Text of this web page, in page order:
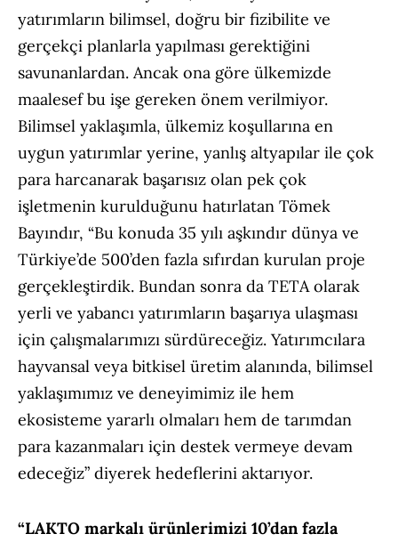
yatırımların bilimsel, doğru bir fizibilite ve
gerçekçi planlarla yapılması gerektiğini
savunanlardan. Ancak ona göre ülkemizde
maalesef bu işe gereken önem verilmiyor.
Bilimsel yaklaşımla, ülkemiz koşullarına en
uygun yatırımlar yerine, yanlış altyapılar ile çok
para harcanarak başarısız olan pek çok
işletmenin kurulduğunu hatırlatan Tömek
Bayındır, “Bu konuda 35 yılı aşkındır dünya ve
Türkiye’de 500’den fazla sıfırdan kurulan proje
gerçekleştirdik. Bundan sonra da TETA olarak
yerli ve yabancı yatırımların başarıya ulaşması
için çalışmalarımızı sürdüreceğiz. Yatırımcılara
hayvansal veya bitkisel üretim alanında, bilimsel
yaklaşımımız ve deneyimimiz ile hem
ekosisteme yararlı olmaları hem de tarımdan
para kazanmaları için destek vermeye devam
edeceğiz” diyerek hedeflerini aktarıyor.
“LAKTO markalı ürünlerimizi 10’dan fazla